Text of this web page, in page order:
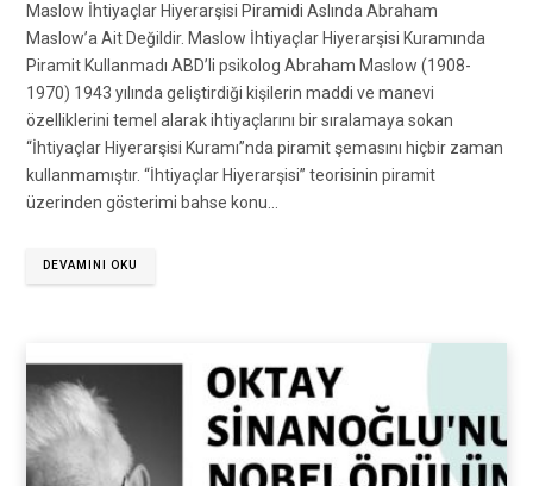
Maslow İhtiyaçlar Hiyerarşisi Piramidi Aslında Abraham
Maslow’a Ait Değildir. Maslow İhtiyaçlar Hiyerarşisi Kuramında
Piramit Kullanmadı ABD’li psikolog Abraham Maslow (1908-
1970) 1943 yılında geliştirdiği kişilerin maddi ve manevi
özelliklerini temel alarak ihtiyaçlarını bir sıralamaya sokan
“İhtiyaçlar Hiyerarşisi Kuramı”nda piramit şemasını hiçbir zaman
kullanmamıştır. “İhtiyaçlar Hiyerarşisi” teorisinin piramit
üzerinden gösterimi bahse konu…
DEVAMINI OKU